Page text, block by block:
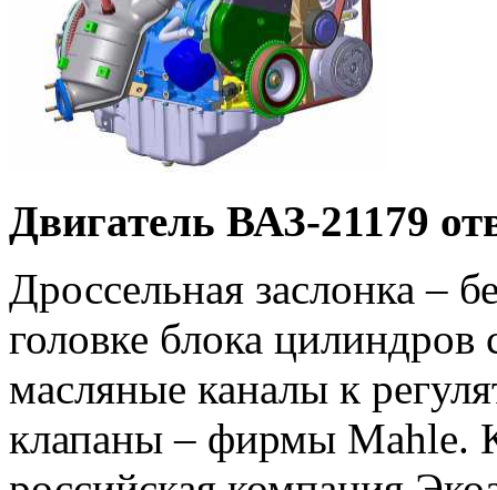
Двигатель ВАЗ-21179
Дроссельная заслонка –
головке блока
масляные каналы к
клапаны – фирмы Mahle.